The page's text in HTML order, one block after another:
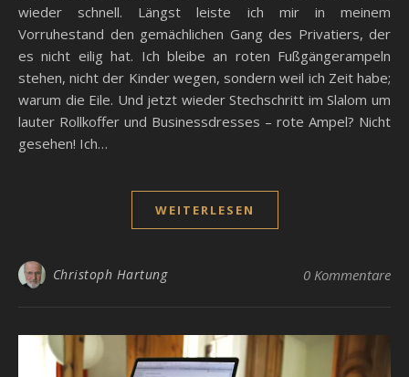
wieder schnell. Längst leiste ich mir in meinem
Vorruhestand den gemächlichen Gang des Privatiers, der
es nicht eilig hat. Ich bleibe an roten Fußgängerampeln
stehen, nicht der Kinder wegen, sondern weil ich Zeit habe;
warum die Eile. Und jetzt wieder Stechschritt im Slalom um
lauter Rollkoffer und Businessdresses – rote Ampel? Nicht
gesehen! Ich…
WEITERLESEN
Christoph Hartung 0 Kommentare